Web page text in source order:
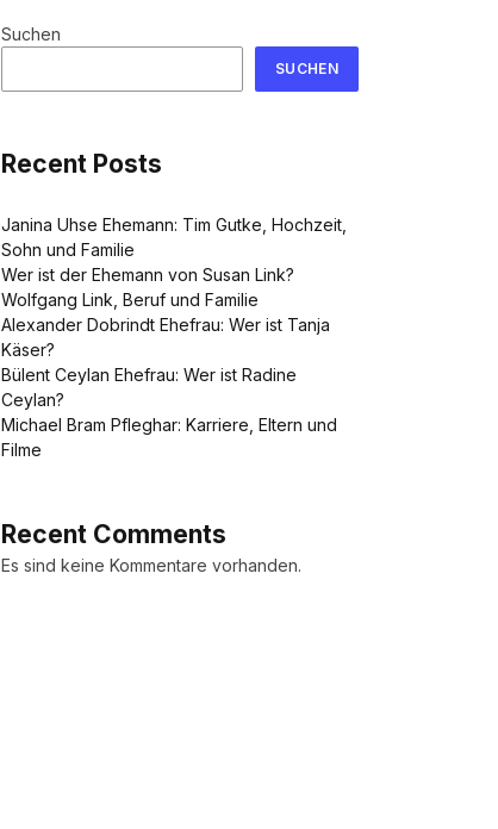
Suchen
SUCHEN
Recent Posts
Janina Uhse Ehemann: Tim Gutke, Hochzeit,
Sohn und Familie
Wer ist der Ehemann von Susan Link?
Wolfgang Link, Beruf und Familie
Alexander Dobrindt Ehefrau: Wer ist Tanja
Käser?
Bülent Ceylan Ehefrau: Wer ist Radine
Ceylan?
Michael Bram Pfleghar: Karriere, Eltern und
Filme
Recent Comments
Es sind keine Kommentare vorhanden.